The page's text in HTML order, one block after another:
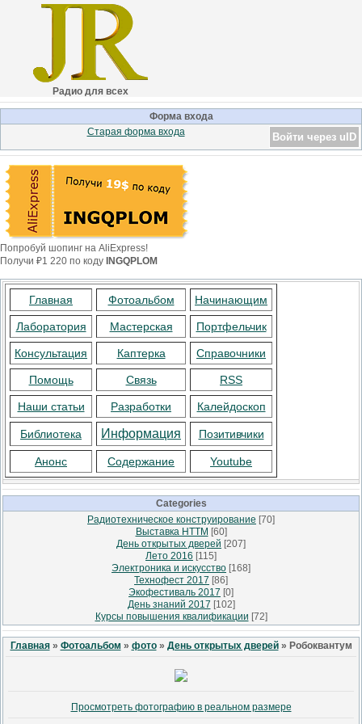
Радио для всех
Форма входа
Войти через uID
Старая форма входа
Попробуй шопинг на AliExpress!
Получи ₽1 220 по коду INGQPLOM
Главная Фотоальбом Начинающим
Лаборатория Мастерская Портфельчик
Консультация Каптерка Справочники
Помощь Связь RSS
Наши статьи Разработки Калейдоскоп
Библиотека Информация Позитивчики
Анонс Содержание Youtube
Categories
Радиотехническое конструирование [70]
Выставка НТТМ [60]
День открытых дверей [207]
Лето 2016 [115]
Электроника и искусство [168]
Технофест 2017 [86]
Экофестиваль 2017 [0]
День знаний 2017 [102]
Курсы повышения квалификации [72]
Главная» Фотоальбом » фото» День открытых дверей» Робоквантум
Просмотреть фотографию в реальном размере